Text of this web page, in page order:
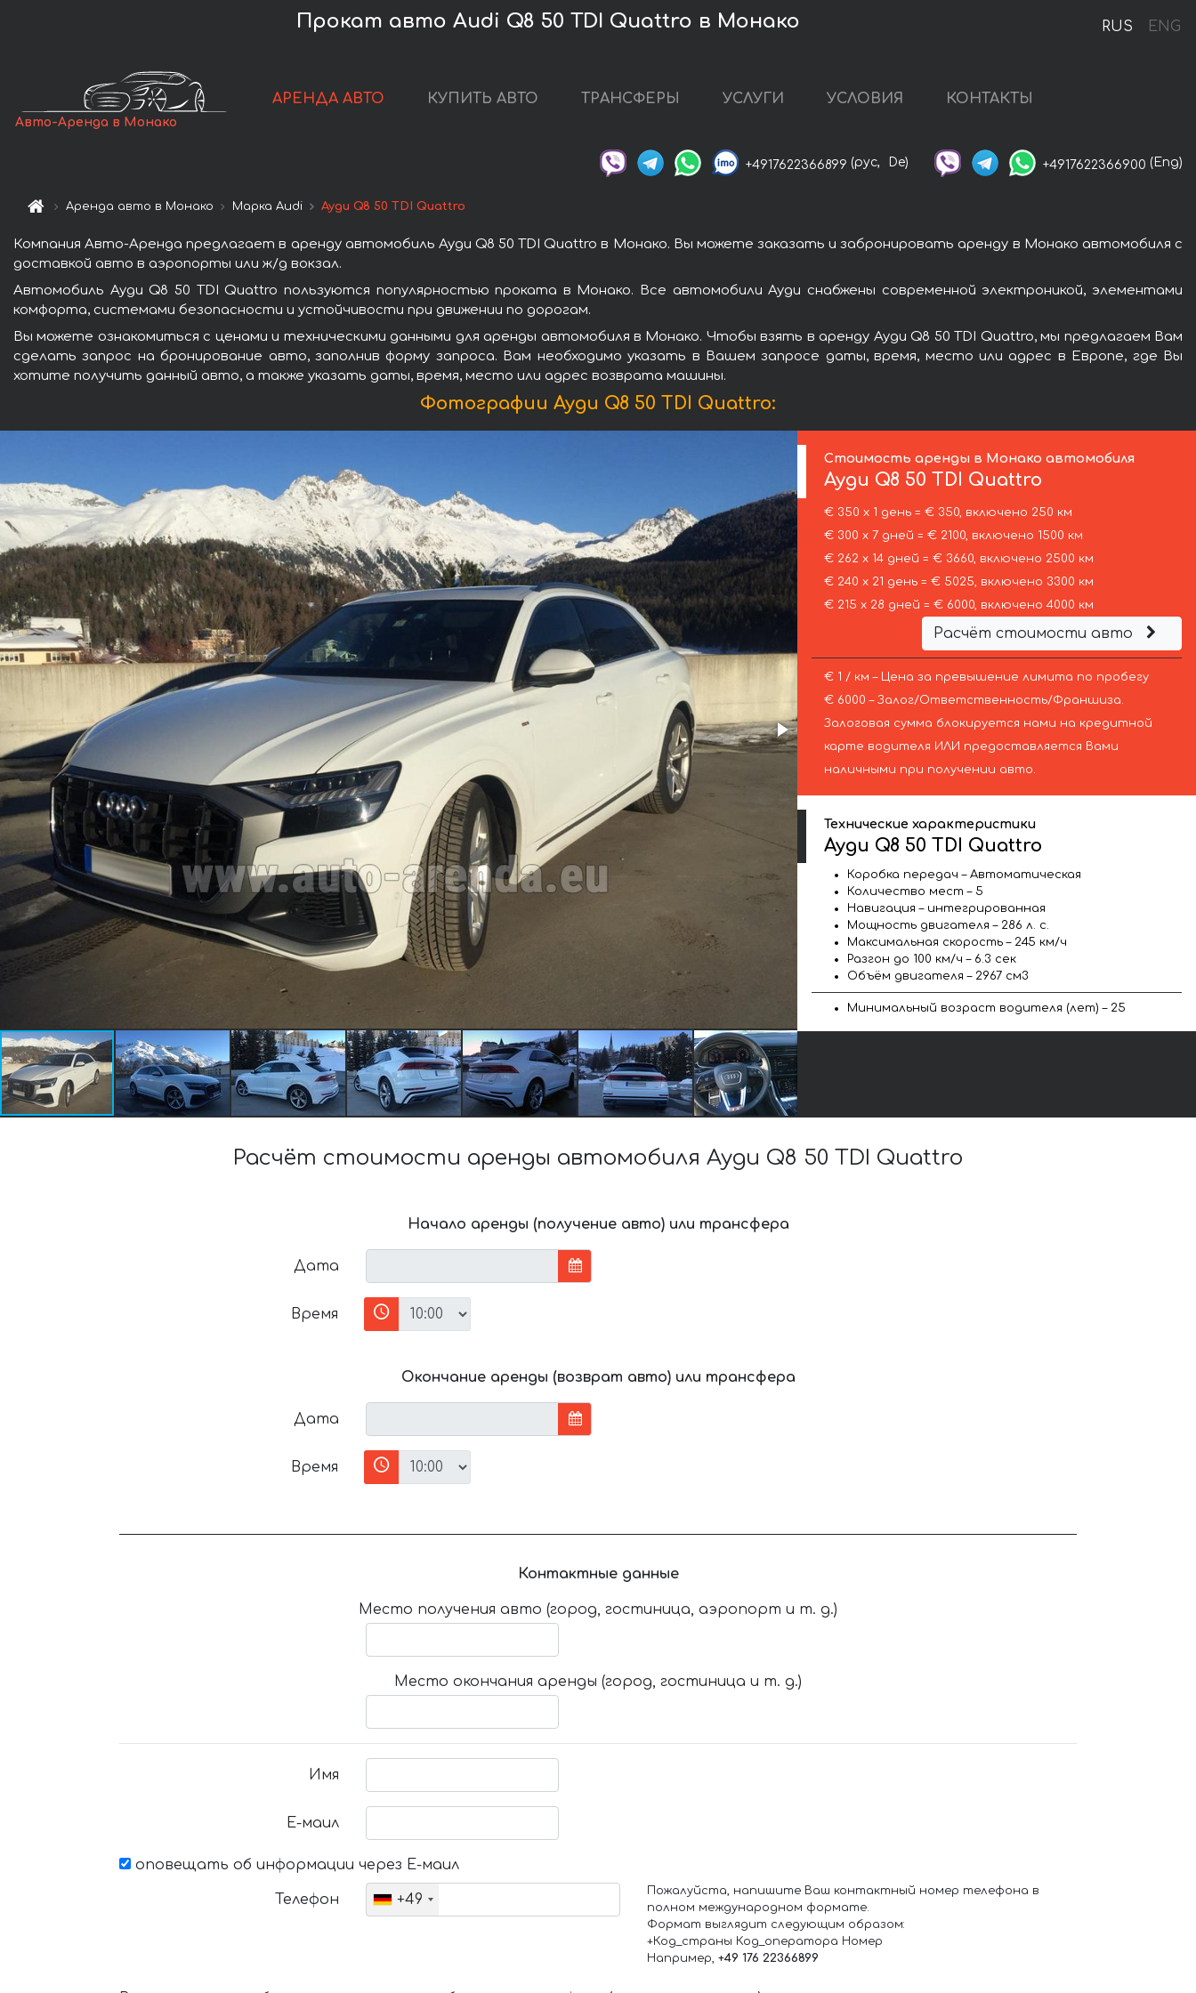
RUS ENG
Прокат авто Audi Q8 50 TDI Quattro в Монако
Авто-Аренда в Монако
АРЕНДА АВТО КУПИТЬ АВТО ТРАНСФЕРЫ УСЛУГИ УСЛОВИЯ КОНТАКТЫ
+4917622366899 (рус, De) +4917622366900 (Eng)
Аренда авто в Монако Марка Audi Ауди Q8 50 TDI Quattro
Компания Авто-Аренда предлагает в аренду автомобиль Ауди Q8 50 TDI Quattro в Монако. Вы можете заказать и забронировать аренду в Монако автомобиля с
доставкой авто в аэропорты или ж/д вокзал.
Автомобиль Ауди Q8 50 TDI Quattro пользуются популярностью проката в Монако. Все автомобили Ауди снабжены современной электроникой, элементами
комфорта, системами безопасности и устойчивости при движении по дорогам.
Вы можете ознакомиться с ценами и техническими данными для аренды автомобиля в Монако. Чтобы взять в аренду Ауди Q8 50 TDI Quattro, мы предлагаем Вам
сделать запрос на бронирование авто, заполнив форму запроса. Вам необходимо указать в Вашем запросе даты, время, место или адрес в Европе, где Вы
хотите получить данный авто, а также указать даты, время, место или адрес возврата машины.
Фотографии Ауди Q8 50 TDI Quattro:
Стоимость аренды в Монако автомобиля
Ауди Q8 50 TDI Quattro
€ 350 х 1 день = € 350, включено 250 км
€ 300 х 7 дней = € 2100, включено 1500 км
€ 262 х 14 дней = € 3660, включено 2500 км
€ 240 х 21 день = € 5025, включено 3300 км
€ 215 х 28 дней = € 6000, включено 4000 км
Расчёт стоимости авто
€ 1 / км – Цена за превышение лимита по пробегу
€ 6000 – Залог/Ответственность/Франшиза.
Залоговая сумма блокируется нами на кредитной
карте водителя ИЛИ предоставляется Вами
наличными при получении авто.
Технические характеристики
Ауди Q8 50 TDI Quattro
Коробка передач – Автоматическая
Количество мест – 5
Навигация – интегрированная
Мощность двигателя – 286 л. с.
Максимальная скорость – 245 км/ч
Разгон до 100 км/ч – 6.3 сек
Объём двигателя – 2967 см3
Минимальный возраст водителя (лет) – 25
Расчёт стоимости аренды автомобиля Ауди Q8 50 TDI Quattro
Начало аренды (получение авто) или трансфера
Дата
Время
Окончание аренды (возврат авто) или трансфера
Дата
Время
Контактные данные
Место получения авто (город, гостиница, аэропорт и т. д.)
Место окончания аренды (город, гостиница и т. д.)
Имя
Е-маил
оповещать об информации через Е-маил
Телефон +49
Пожалуйста, напишите Ваш контактный номер телефона в
полном международном формате.
Формат выглядит следующим образом:
+Код_страны Код_оператора Номер
Например, +49 176 22366899